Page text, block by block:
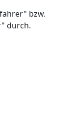
bzw.
durch.